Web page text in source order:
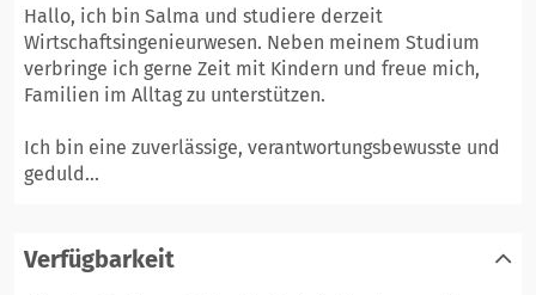
Hallo, ich bin Salma und studiere derzeit
Wirtschaftsingenieurwesen. Neben meinem Studium
verbringe ich gerne Zeit mit Kindern und freue mich,
Familien im Alltag zu unterstützen.
Ich bin eine zuverlässige, verantwortungsbewusste und
geduld...
Verfügbarkeit